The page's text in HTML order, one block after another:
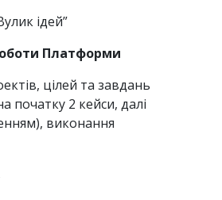
ідей”
Платформи
цілей та завдань
початку 2 кейси, далі
виконання